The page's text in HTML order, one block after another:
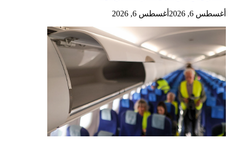
أغسطس 6, 2026 أغسطس 6, 2026